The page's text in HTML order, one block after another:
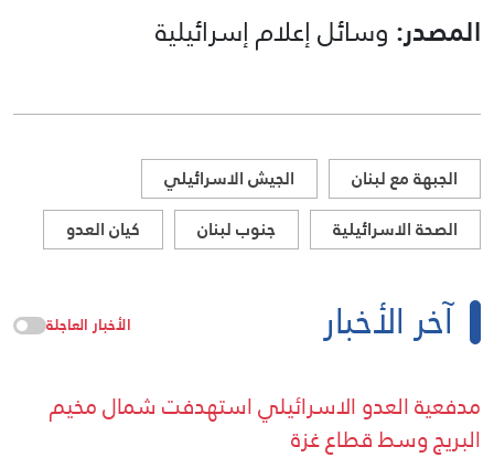
المصدر: وسائل إعلام إسرائيلية
الجبهة مع لبنان
الجيش الاسرائيلي
الصحة الاسرائيلية
جنوب لبنان كيان العدو
آخر الأخبار الأخبار العاجلة
مدفعية العدو الاسرائيلي استهدفت شمال مخيم
البريج وسط قطاع غزة